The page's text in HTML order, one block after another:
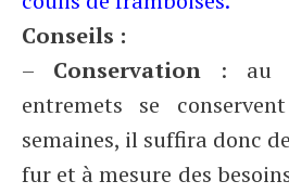
Conseils :
– Conservation : au
entremets se
semaines, il suffira donc
fur et à mesure des